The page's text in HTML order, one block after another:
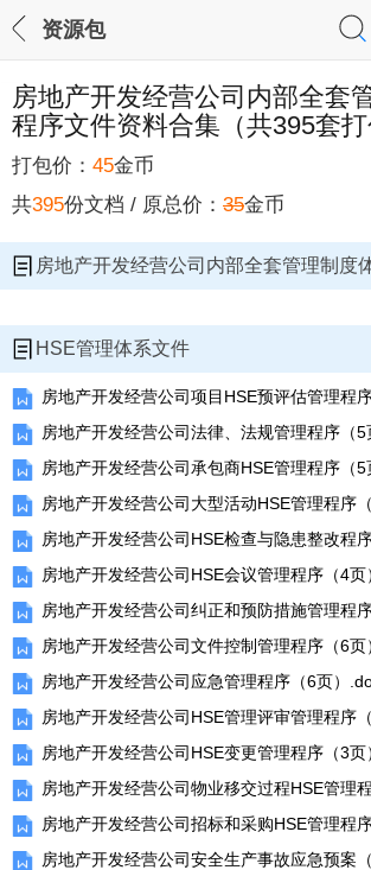
资源包
房地产开发经营公司内部全套
程序文件资料合集（共395套打
房地产开发经营公司内部全套管理制度体系程序
打包价： 45金币
共395份文档 / 原总价： 35金币
房地产开发经营公司内部全套管理制度
HSE管理体系文件
房地产开发经营公司项目HSE预评估管理程
房地产开发经营公司法律、法规管理程序（
房地产开发经营公司承包商HSE管理程序（
房地产开发经营公司大型活动HSE管理程序
房地产开发经营公司HSE检查与隐患整改程
房地产开发经营公司HSE会议管理程序（4
房地产开发经营公司纠正和预防措施管理程
房地产开发经营公司文件控制管理程序（6
房地产开发经营公司应急管理程序（6页）
房地产开发经营公司HSE管理评审管理程序
房地产开发经营公司HSE变更管理程序（3
房地产开发经营公司物业移交过程HSE管理
房地产开发经营公司招标和采购HSE管理程
房地产开发经营公司安全生产事故应急预案